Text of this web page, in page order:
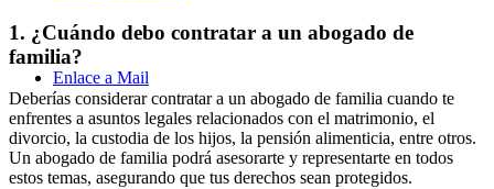
Enlace a Mail
1. ¿Cuándo debo contratar a un abogado de
familia?
Deberías considerar contratar a un abogado de familia cuando te
enfrentes a asuntos legales relacionados con el matrimonio, el
divorcio, la custodia de los hijos, la pensión alimenticia, entre otros.
Un abogado de familia podrá asesorarte y representarte en todos
estos temas, asegurando que tus derechos sean protegidos.